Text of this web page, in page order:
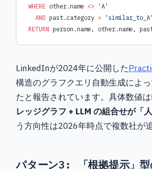
WHERE other.name <> 'A'
  AND
past.category = 'similar_to_A'
RETURN person.name, other.name,
LinkedInが2024年に公開した
構造のグラフクエリ自動生成によ
たと報告されています。具体数値
レッジグラフ + LLM の組合せが「
う方向性は2026年時点で複数社が
パターン3: 「根拠提示」型